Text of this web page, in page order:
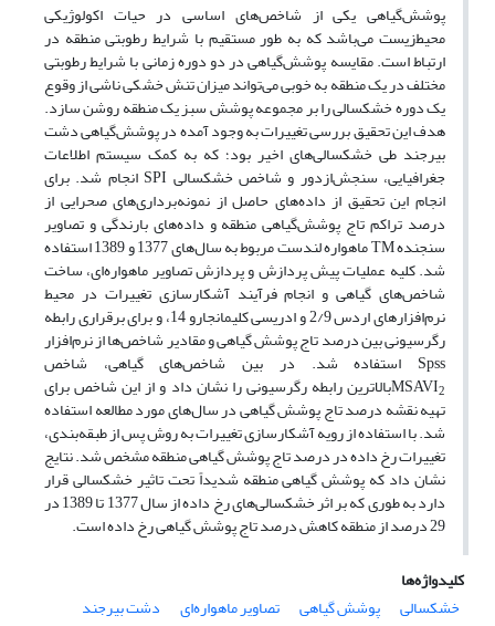
پوشش‌گیاهی یکی از ‌شاخص‌های اساسی در حیات اکولوژیکی
محیط‌زیست می‌باشد که به طور مستقیم با شرایط رطوبتی منطقه در
ارتباط است. مقایسه پوشش‌گیاهی در دو دوره زمانی با شرایط رطوبتی
مختلف در یک منطقه به خوبی ‌می‌تواند میزان تنش خشکی ناشی از وقوع
یک دوره خشکسالی را بر مجموعه پوشش سبز یک منطقه روشن سازد.
هدف این تحقیق بررسی تغییرات به وجود آمده در پوشش‌گیاهی دشت
بیرجند طی ‌خشکسالی‌های اخیر بود؛ که به کمک سیستم اطلاعات
جغرافیایی، سنجش‌از‌دور و شاخص خشکسالی SPI انجام شد. برای
انجام این تحقیق از داده‌های حاصل از نمونه‌برداری‌‌های صحرایی از
درصد تراکم تاج پوشش‌گیاهی منطقه و داده‌های بارندگی و تصاویر
سنجنده TM ماهواره لندست مربوط به ‌سال‌های 1377 و 1389 استفاده
شد. کلیه عملیات پیش پردازش و پردازش تصاویر ‌ماهواره‌ای، ساخت
‌شاخص‌های گیاهی و انجام فرآیند آشکارسازی تغییرات در محیط
نرم‌افزار‌های اردس 2/9 و ادریسی کلیمانجارو 14، و برای برقراری رابطه
رگرسیونی بین درصد تاج پوشش ‌گیاهی و مقادیر ‌شاخص‌ها از نرم‌افزار
Spss استفاده شد. در بین ‌شاخص‌های گیاهی، شاخص
MSAVI2 بالاترین رابطه رگرسیونی را نشان داد و از این شاخص برای
تهیه نقشه درصد تاج پوشش‌ گیاهی در ‌‌سال‌های مورد مطالعه استفاده
شد. با استفاده از رویه آشکارسازی تغییرات به روش پس از طبقه‌بندی،
تغییرات رخ داده در درصد تاج پوشش‌ گیاهی منطقه مشخص شد. نتایج
نشان داد که پوشش‌ گیاهی منطقه شدیداً تحت تاثیر خشکسالی قرار
دارد به طوری که بر اثر ‌خشکسالی‌های رخ داده از سال 1377 تا 1389 در
29 درصد از منطقه کاهش درصد تاج پوشش ‌گیاهی رخ داده است.
کلیدواژه‌ها
خشکسالی
پوشش ‌گیاهی تصاویر ‌ماهواره‌ای
دشت بیرجند